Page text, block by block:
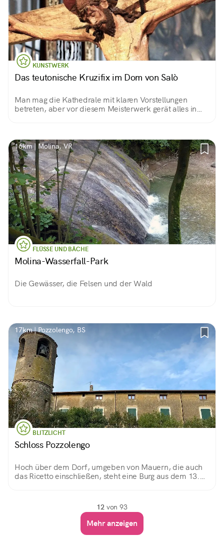
KUNSTWERK
Das teutonische Kruzifix im Dom von Salò
Man mag die Kathedrale mit klaren Vorstellungen
betreten, aber vor diesem Meisterwerk gerät alles in
16km | Molina, VR
FLÜSSE UND BÄCHE
Molina-Wasserfall-Park
Die Gewässer, die Felsen und der Wald
17km | Pozzolengo, BS
BLITZLICHT
Schloss Pozzolengo
Hoch über dem Dorf, umgeben von Mauern, die auch
das Ricetto einschließen, steht eine Burg aus dem 13.
zylindrischer, dient als Glockenturm.
12von 93
Mehr anzeigen